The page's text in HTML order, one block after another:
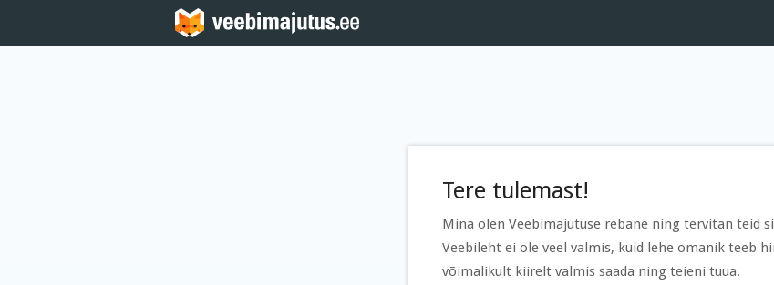
Tere tulemast!
Mina olen Veebimajutuse rebane ning tervitan teid
Veebileht ei ole veel valmis, kuid lehe omanik teeb
võimalikult kiirelt valmis saada ning teieni tuua.